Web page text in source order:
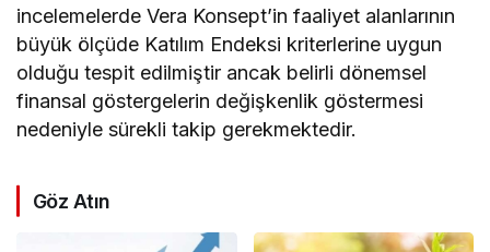
incelemelerde Vera Konsept’in faaliyet alanlarının
büyük ölçüde Katılım Endeksi kriterlerine uygun
olduğu tespit edilmiştir ancak belirli dönemsel
finansal göstergelerin değişkenlik göstermesi
nedeniyle sürekli takip gerekmektedir.
Göz Atın